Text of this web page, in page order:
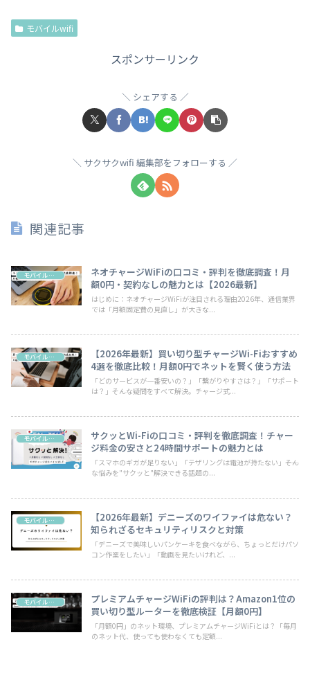
モバイルwifi
スポンサーリンク
シェアする
サクサクwifi 編集部をフォローする
関連記事
モバイルwifi
ネオチャージWiFiの口コミ・評判を徹底調査！月
額0円・契約なしの魅力とは【2026最新】
はじめに：ネオチャージWiFiが注目される理由2026年、通信業界
では「月額固定費の見直し」が大きな...
モバイルwifi
【2026年最新】買い切り型チャージWi-Fiおすすめ
4選を徹底比較！月額0円でネットを賢く使う方法
「どのサービスが一番安いの？」「繋がりやすさは？」「サポート
は？」そんな疑問をすべて解決。チャージ式...
モバイルwifi
サクッとWi-Fiの口コミ・評判を徹底調査！チャー
ジ料金の安さと24時間サポートの魅力とは
「スマホのギガが足りない」「テザリングは電池が持たない」――そん
な悩みを"サクッと"解決できる話題の...
モバイルwifi
【2026年最新】デニーズのワイファイは危ない？
知られざるセキュリティリスクと対策
「デニーズで美味しいパンケーキを食べながら、ちょっとだけパソ
コン作業をしたい」「動画を見たいけれど、...
モバイルwifi
プレミアムチャージWiFiの評判は？Amazon1位の
買い切り型ルーターを徹底検証【月額0円】
「月額0円」のネット環境、プレミアムチャージWiFiとは？「毎月
のネット代、使っても使わなくても定額...